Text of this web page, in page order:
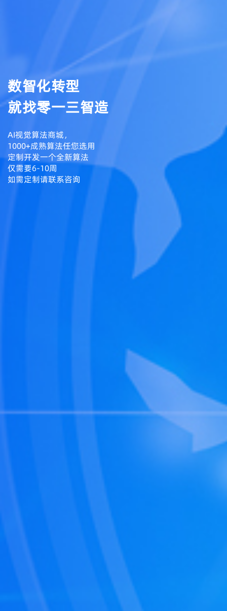
数智化转型
就找零一三智造
AI视觉算法商城，
1000+成熟算法任您选用
定制开发一个全新算法
仅需要6-10周
如需定制请联系咨询